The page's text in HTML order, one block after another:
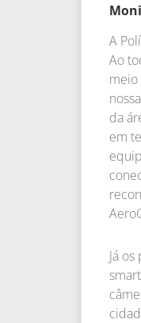
A
Ao
meio
da
em
Já